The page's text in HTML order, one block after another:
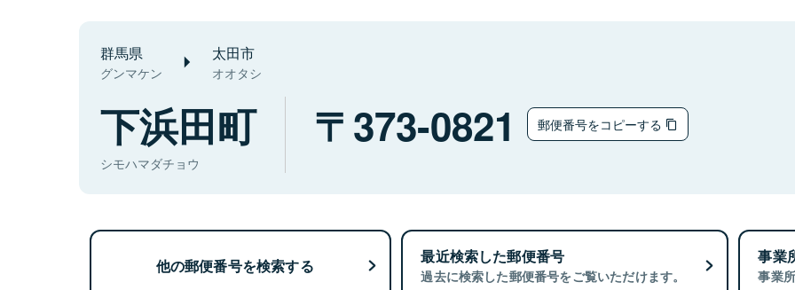
群馬県
グンマケン
太田市
オオタシ
下浜田町
シモハマダチョウ
373-0821 郵便番号をコピーする
他の郵便番号を検索する 最近検索した郵便番号
過去に検索した郵便番号をご覧いただけます。
事業
事業